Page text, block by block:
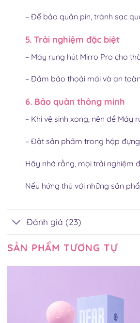
– Để bảo quản pin, tránh sạc
5. Trải nghiệm đặc biệt
– Máy rung hút Mirro Pro cho
– Đảm bảo thoải mái và an
6. Bảo quản thông minh
– Khi vệ sinh xong, nên để
– Đặt sản phẩm trong hộp
Hãy nhớ rằng, mọi trải nghiệm
Nếu hứng thú với những sản
Đánh giá (23)
SẢN PHẨM TƯƠNG TỰ